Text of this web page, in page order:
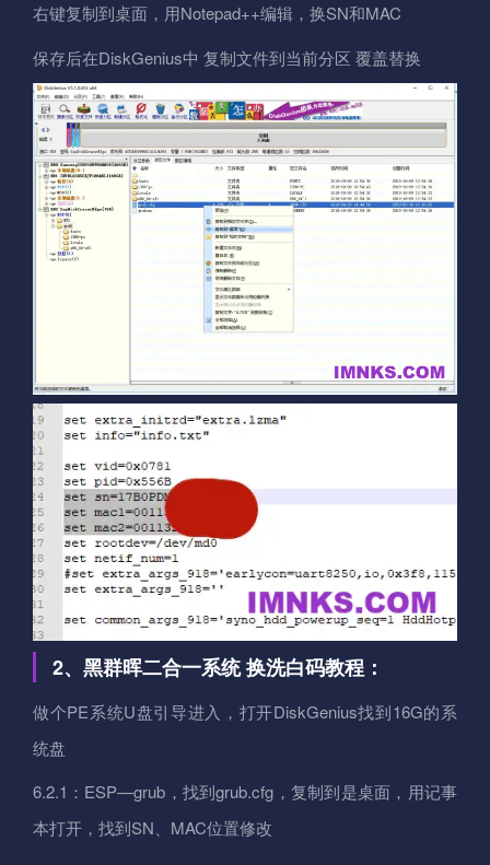
右键复制到桌面，用Notepad++编辑，换SN和MAC
保存后在DiskGenius中 复制文件到当前分区 覆盖替换
2、黑群晖二合一系统 换洗白码教程：
做个PE系统U盘引导进入，打开DiskGenius找到16G的系
统盘
6.2.1：ESP—grub，找到grub.cfg，复制到是桌面，用记事
本打开，找到SN、MAC位置修改